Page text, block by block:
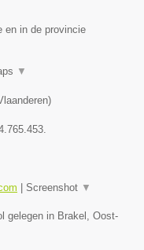
en in de provincie
▼
)
| Screenshot ▼
gelegen in Brakel, Oost-